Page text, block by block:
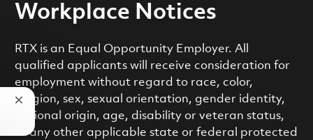
Workplace Notices
RTX is an Equal Opportunity Employer. All
qualified applicants will receive consideration for
employment without regard to race, color,
religion, sex, sexual orientation, gender identity,
national origin, age, disability or veteran status,
or any other applicable state or federal protected
Close chatbot notification